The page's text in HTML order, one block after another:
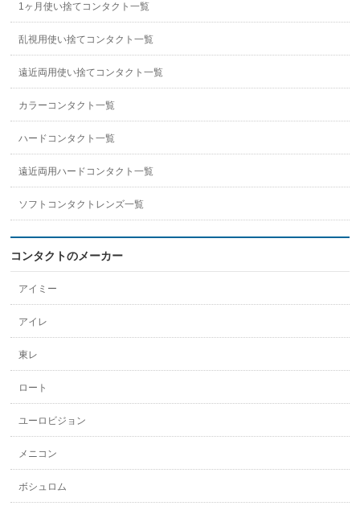
1ヶ月使い捨てコンタクト一覧
乱視用使い捨てコンタクト一覧
遠近両用使い捨てコンタクト一覧
カラーコンタクト一覧
ハードコンタクト一覧
遠近両用ハードコンタクト一覧
ソフトコンタクトレンズ一覧
コンタクトのメーカー
アイミー
アイレ
東レ
ロート
ユーロビジョン
メニコン
ボシュロム